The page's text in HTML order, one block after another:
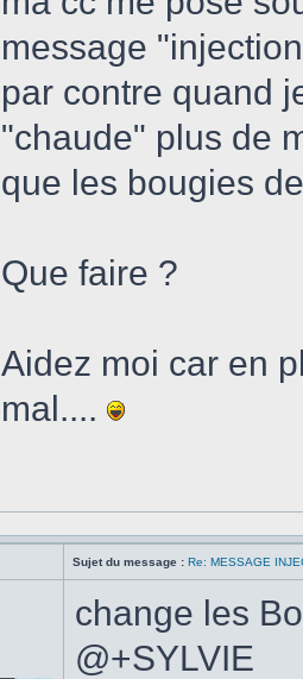
message
par contre quand
"chaude" plus de
que les bougies
Que faire ?
Aidez moi car en
mal....
Sujet du message : Re: MESSAGE
change les
@+SYLVIE